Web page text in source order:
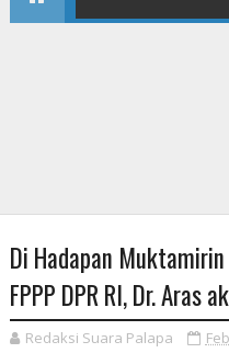
Di Hadapan
FPPP DPR RI, Dr. Aras
Redaksi Suara Palapa